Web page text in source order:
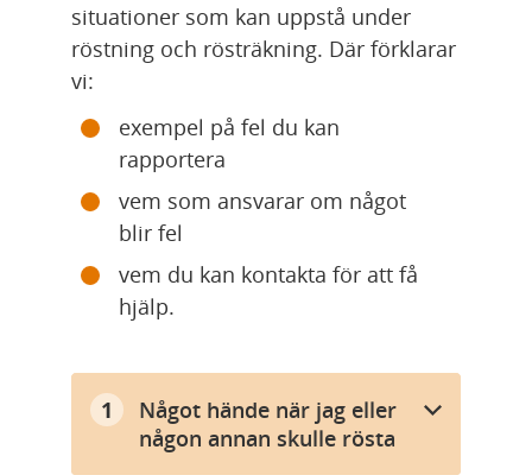
situationer som kan uppstå under
röstning och rösträkning. Där förklarar
vi:
exempel på fel du kan
rapportera
vem som ansvarar om något
blir fel
vem du kan kontakta för att få
hjälp.
Något hände när jag eller
någon annan skulle rösta